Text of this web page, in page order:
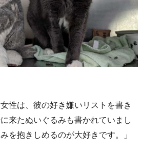
性は、彼の好き嫌いリストを書き
来たぬいぐるみも書かれていまし
を抱きしめるのが大好きです。」